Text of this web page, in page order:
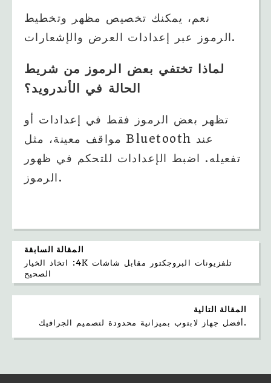
نعم، يمكنك تخصيص مظهر وتخطيط
الرموز عبر إعدادات العرض والإشعارات.
لماذا تختفي بعض الرموز من شريط
الحالة في الأندرويد؟
تظهر بعض الرموز فقط في إعدادات أو
مواقف معينة، مثل Bluetooth عند
تفعيله. اضبط الإعدادات للتحكم في ظهور
الرموز.
المقالة السابقة
تلفزيونات البروجكتور مقابل شاشات 4K: اتخاذ الخيار
الصحيح
المقالة التالية
أفضل جهاز لابتوب بميزانية محدودة لتصميم الجرافيك.